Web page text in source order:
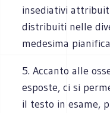
insediativi
distribuiti nelle
medesima
5. Accanto alle
esposte, ci si
il testo in esame,